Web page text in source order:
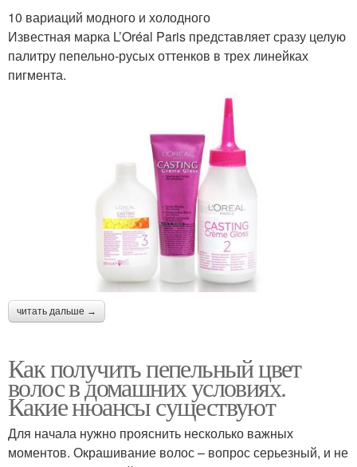
10 вариаций модного и холодного
Известная марка L’Oréal Paris представляет сразу целую
палитру пепельно-русых оттенков в трех линейках
пигмента.
читать дальше →
Как получить пепельный цвет
волос в домашних условиях.
Какие нюансы существуют
Для начала нужно прояснить несколько важных
моментов. Окрашивание волос – вопрос серьезный, и не